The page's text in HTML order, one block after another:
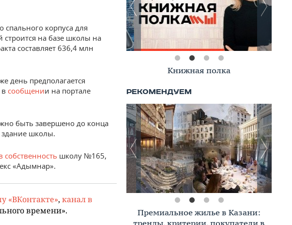
спального корпуса для
на базе школы на
составляет 636,4 млн
день предполагается
сообщении на портале
быть завершено до конца
здание школы.
собственность школу №165,
«Адымнар».
«ВКонтакте», канал в
времени».
Книжная полка
Премиальное жилье в Казани: